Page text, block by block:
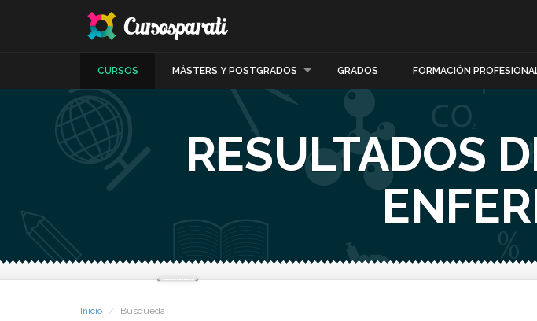
CURSOS MÁSTERS Y POSTGRADOS GRADOS FORMACIÓN
RESULTADOS
Inicio Búsqueda